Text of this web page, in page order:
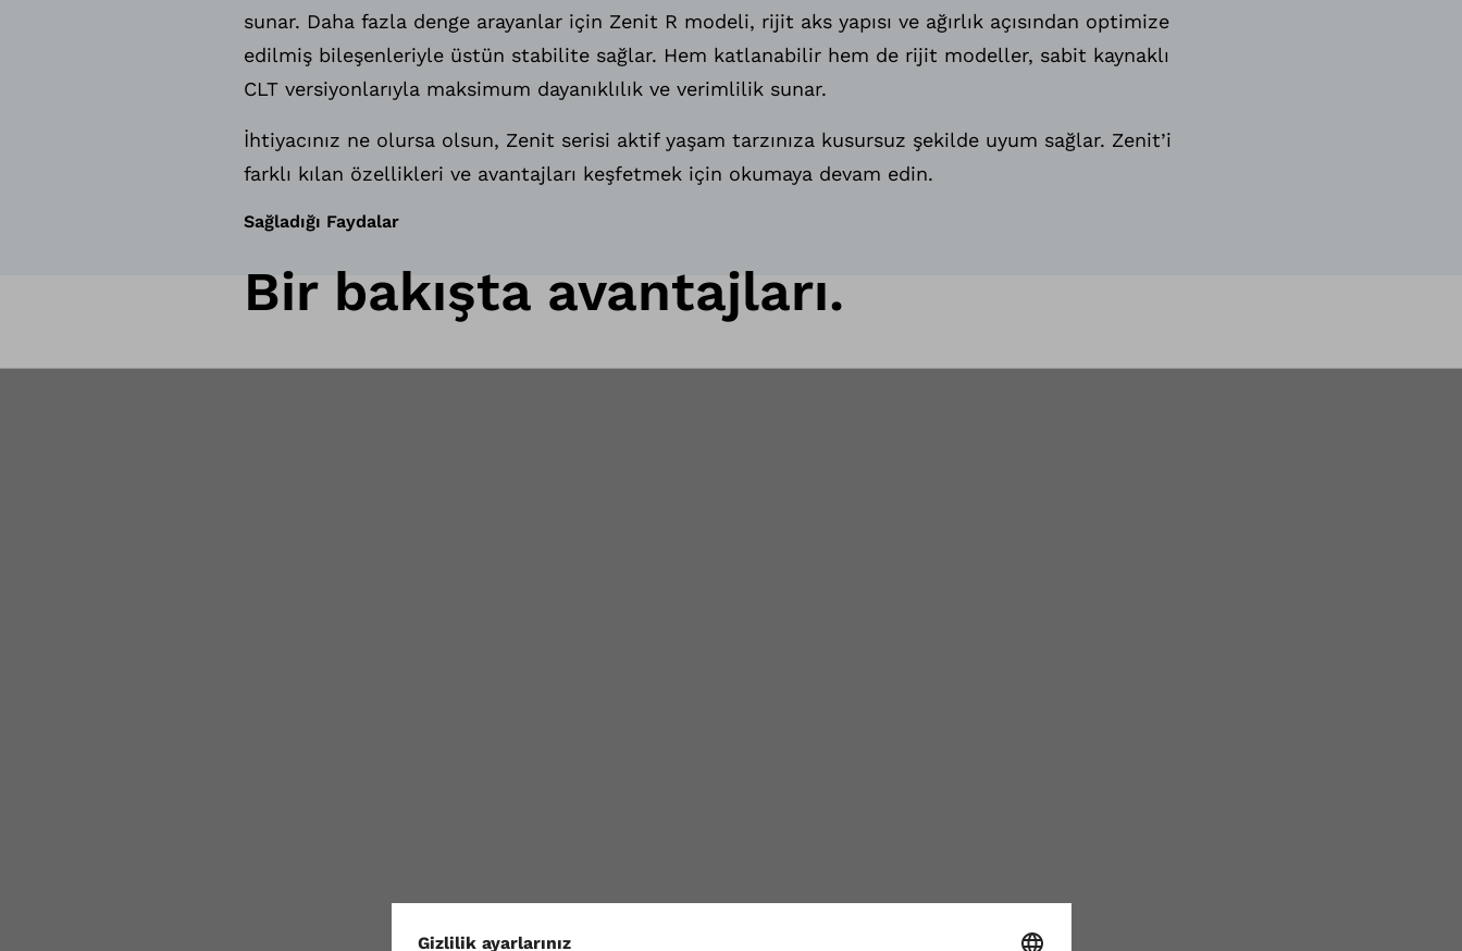
sunar. Daha fazla denge arayanlar için Zenit R modeli, rijit aks yapısı ve ağırlık açısından optimize
edilmiş bileşenleriyle üstün stabilite sağlar. Hem katlanabilir hem de rijit modeller, sabit kaynaklı
CLT versiyonlarıyla maksimum dayanıklılık ve verimlilik sunar.
İhtiyacınız ne olursa olsun, Zenit serisi aktif yaşam tarzınıza kusursuz şekilde uyum sağlar. Zenit’i
farklı kılan özellikleri ve avantajları keşfetmek için okumaya devam edin.
Sağladığı Faydalar
Bir bakışta avantajları.